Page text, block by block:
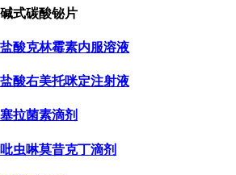
式碳酸铋片
酸克林霉素内服溶液
酸右美托咪定注射液
拉菌素滴剂
虫啉莫昔克丁滴剂